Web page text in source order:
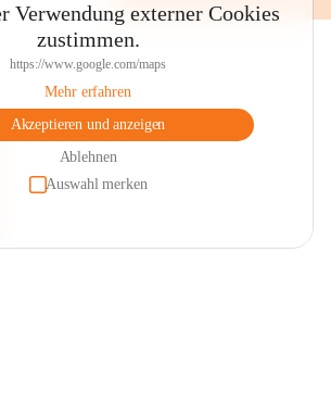
Verwendung externer Cookies
zustimmen.
https://www.google.com/maps
Mehr erfahren
Akzeptieren und anzeigen
Ablehnen
Auswahl merken